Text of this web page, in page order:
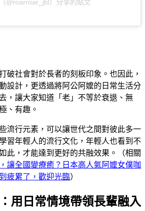
@roarroar_jbl）分享的貼文
破社會對於長者的刻板印象。也因此，
設計，更透過將阿公阿嬤的日常生活分
，讓大家知道「老」不等於衰退、無
、有趣。
流行元素，可以讓世代之間對彼此多一
習年輕人的流行文化，年輕人也看到不
此，才能達到更好的共融效果。（相關
讓全國變療癒？日本高人氣阿嬤女僕咖
疲累了，歡迎光臨）
用日常情境帶領長輩融入